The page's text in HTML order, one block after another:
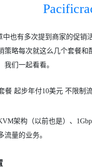
中也有多次提到商家的促
策略每次就这么几个套餐
们一起看看。
架构（以前也是）、
量的业务。